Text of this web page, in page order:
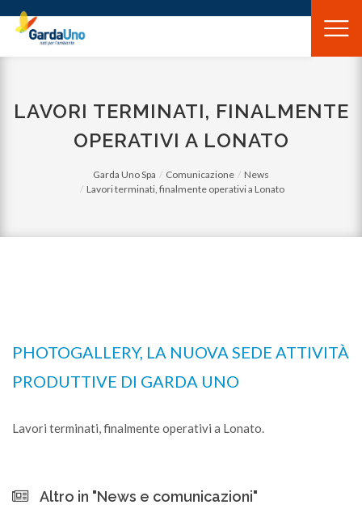
Gardauno
Spa
LAVORI TERMINATI, FINALMENTE
OPERATIVI A LONATO
Garda Uno Spa Comunicazione
News
Lavori terminati, finalmente operativi a Lonato
PHOTOGALLERY, LA NUOVA SEDE ATTIVITÀ
PRODUTTIVE DI GARDA UNO
Lavori terminati, finalmente operativi a Lonato.
Altro in "News e comunicazioni"